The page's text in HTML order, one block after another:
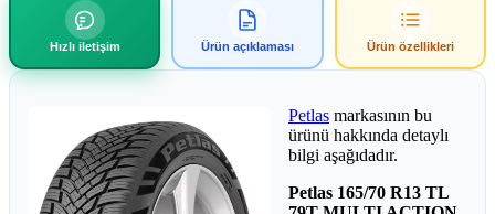
Hızlı iletişim Ürün açıklaması Ürün özellikleri
Petlas markasının bu
ürünü hakkında detaylı
bilgi aşağıdadır.
Petlas 165/70 R13 TL